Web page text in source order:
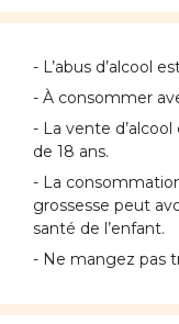
- L’abus d’alcool
- À consommer
- La vente
de 18 ans.
- La
grossesse peut
santé de l’enfant.
- Ne mangez pas